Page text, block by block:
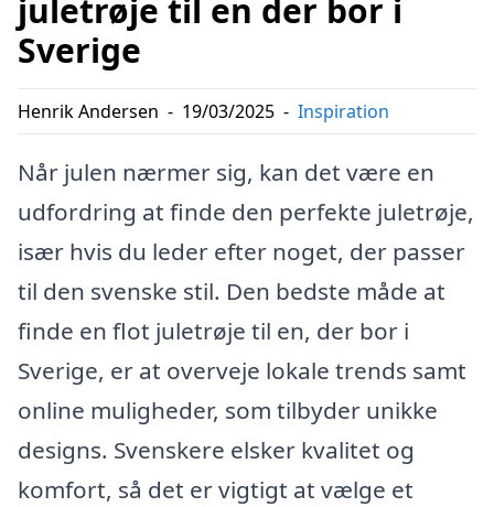
juletrøje til en der bor i
Sverige
Henrik Andersen - 19/03/2025 - Inspiration
Når julen nærmer sig, kan det være en
udfordring at finde den perfekte juletrøje,
især hvis du leder efter noget, der passer
til den svenske stil. Den bedste måde at
finde en flot juletrøje til en, der bor i
Sverige, er at overveje lokale trends samt
online muligheder, som tilbyder unikke
designs. Svenskere elsker kvalitet og
komfort, så det er vigtigt at vælge et